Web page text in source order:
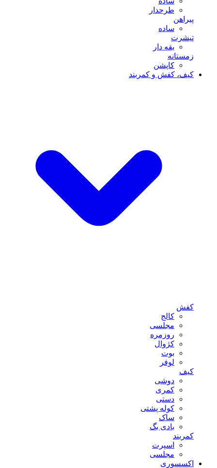
طرحدار
پیراهن
ساده
تیشرت
یقه دار
زمستانه
کاپشن
کیف، کفش و کمربند
کفش
کالج
مجلسی
روزمره
کژوال
بوت
لوفر
کیف
دوشی
کمری
دستی
کوله پشتی
ساک
بادی بگ
کمربند
اسپرت
مجلسی
اکسسوری